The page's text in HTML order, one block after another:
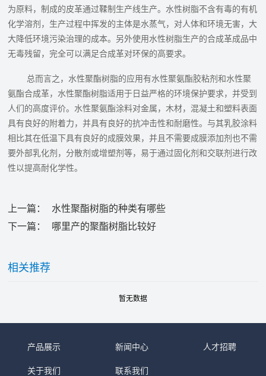
为原料，制成的皮革通过鞣制生产线生产。水性树脂不含有毒的有机
化学溶剂，生产过程中挥发的主体是水蒸气，对人体和环境无害，大
大降低环境污染治理的成本。另外使用水性树脂生产的合成革成品中
无毒残留，完全可以满足合成革对环保的高要求。
总而言之，水性聚酯树脂的应用有水性聚氨酯胶粘剂和水性聚
氨酯合成革，水性聚酯树脂适用于日益严格的环境保护要求，并受到
人们的高度评价。水性聚氨酯涂料对金属，木材，混凝土和塑料表面
具有良好的附着力，并具有良好的抗冲击性和耐磨性。与其乳胶涂料
相比其在低温下具有良好的成膜效果，并且不需要成膜添加剂也不需
要外部乳化剂，分散剂或增塑剂等，易于通过固化剂和交联剂进行改
性以提高耐化学性。
上一篇：
水性聚酯树脂的种类有哪些
下一篇：
哪里产的聚酯树脂比较好
相关推荐
暂无数据
产品展示 新闻中心 人才招聘
关于我们 联系我们